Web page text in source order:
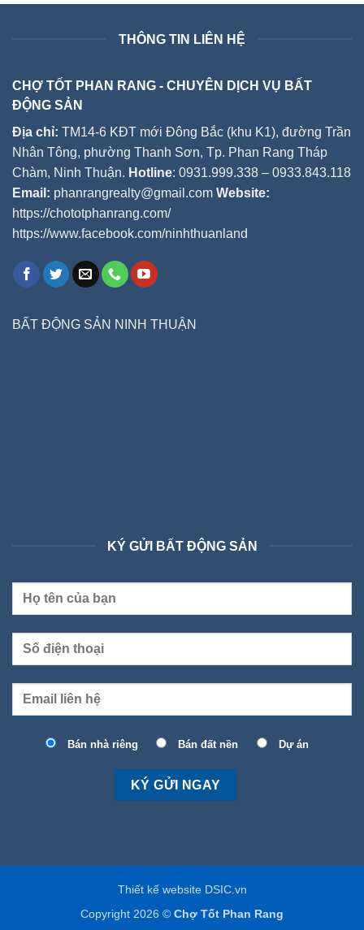
THÔNG TIN LIÊN HỆ
CHỢ TỐT PHAN RANG - CHUYÊN DỊCH VỤ BẤT
ĐỘNG SẢN
Địa chỉ: TM14-6 KĐT mới Đông Bắc (khu K1), đường Trần
Nhân Tông, phường Thanh Sơn, Tp. Phan Rang Tháp
Chàm, Ninh Thuận. Hotline: 0931.999.338 – 0933.843.118
Email: phanrangrealty@gmail.com Website:
https://chototphanrang.com/
https://www.facebook.com/ninhthuanland
BẤT ĐỘNG SẢN NINH THUẬN
KÝ GỬI BẤT ĐỘNG SẢN
Bán nhà riêng Bán đất nền Dự án
Thiết kế website DSIC.vn
Copyright 2026 © Chợ Tốt Phan Rang